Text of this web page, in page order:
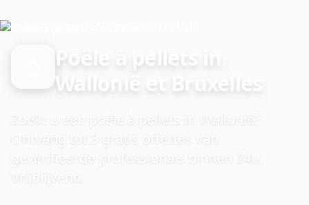
Poêle à pellets in
Wallonië et Bruxelles
Zoekt u een poêle à pellets in Wallonië?